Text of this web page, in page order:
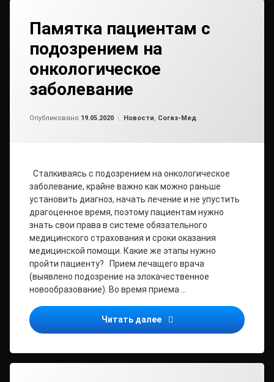
Памятка пациентам с
подозрением на
онкологическое
заболевание
Опубликовано 19.05.2020 Рубрики:
Новости, Согаз-Мед
Сталкиваясь с подозрением на онкологическое
заболевание, крайне важно как можно раньше
установить диагноз, начать лечение и не упустить
драгоценное время, поэтому пациентам нужно
знать свои права в системе обязательного
медицинского страхования и сроки оказания
медицинской помощи. Какие же этапы нужно
пройти пациенту? Прием лечащего врача
(выявлено подозрение на злокачественное
новообразование). Во время приема …
Читать далее Памятка пациентам с